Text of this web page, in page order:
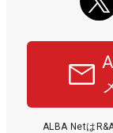
ALBA Netは